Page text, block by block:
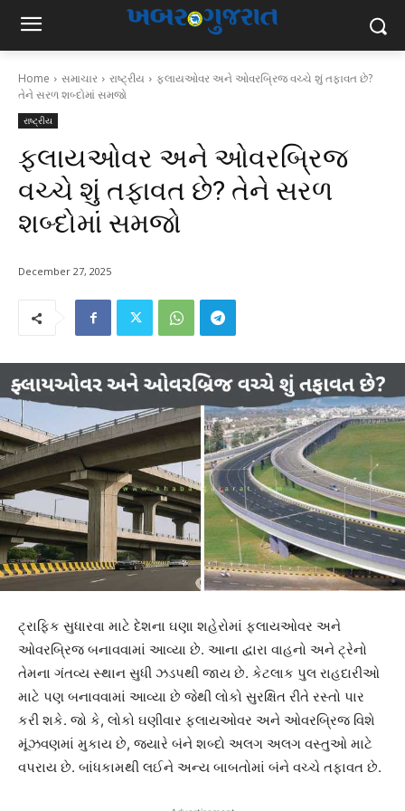
Home સમાચાર રાષ્ટ્રીય
ફ્લાયઓવર અને ઓવરબ્રિજ વચ્ચે શું તફાવત છે?
તેને સરળ શબ્દોમાં સમજો
રાષ્ટ્રીય
ફ્લાયઓવર અને ઓવરબ્રિજ
વચ્ચે શું તફાવત છે? તેને સરળ
શબ્દોમાં સમજો
December 27, 2025
ટ્રાફિક સુધારવા માટે દેશના ઘણા શહેરોમાં ફ્લાયઓવર અને
ઓવરબ્રિજ બનાવવામાં આવ્યા છે. આના દ્વારા વાહનો અને ટ્રેનો
તેમના ગંતવ્ય સ્થાન સુધી ઝડપથી જાય છે. કેટલાક પુલ રાહદારીઓ
માટે પણ બનાવવામાં આવ્યા છે જેથી લોકો સુરક્ષિત રીતે રસ્તો પાર
કરી શકે. જો કે, લોકો ઘણીવાર ફ્લાયઓવર અને ઓવરબ્રિજ વિશે
મૂંઝવણમાં મુકાય છે, જ્યારે બંને શબ્દો અલગ અલગ વસ્તુઓ માટે
વપરાય છે. બાંધકામથી લઈને અન્ય બાબતોમાં બંને વચ્ચે તફાવત છે.